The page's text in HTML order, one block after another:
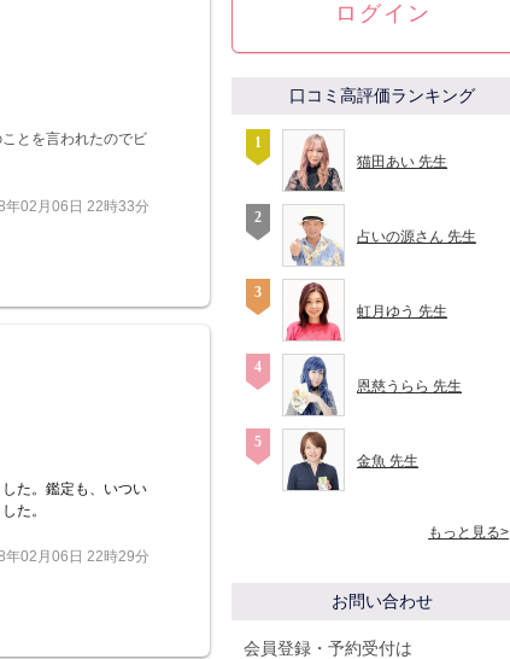
とを言われたのでビ
年02月06日 22時33分
た。鑑定も、いつい
た。
年02月06日 22時29分
ログイン
口コミ高評価ランキング
猫田あい 先生
占いの源さん 先生
虹月ゆう 先生
恩慈うらら 先生
金魚 先生
もっと見る>
お問い合わせ
会員登録・予約受付は